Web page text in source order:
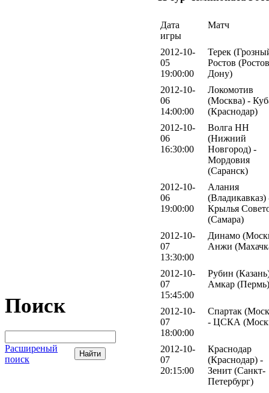
Поиск
Расширеный
поиск
Дата
игры
Матч
2012-10-
05
19:00:00
Терек
Ростов
Дону)
2012-10-
06
14:00:00
Локомотив
(Москва) -
(Краснодар)
2012-10-
06
16:30:00
Волга НН
(Нижний
Новгород) -
Мордовия
(Саранск)
2012-10-
06
19:00:00
Алания
(Владикавказ)
Крылья
(Самара)
2012-10-
07
13:30:00
Динамо
Анжи
2012-10-
07
15:45:00
Рубин
Амкар (Пермь)
2012-10-
07
18:00:00
Спартак
- ЦСКА
2012-10-
07
20:15:00
Краснодар
(Краснодар) -
Зенит (Санкт-
Петербург)